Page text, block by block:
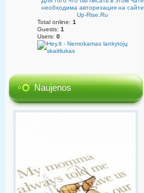
необходима авторизация на сайте
Up-Rise.Ru
Total online: 1
Guests: 1
Users: 0
Naujenos